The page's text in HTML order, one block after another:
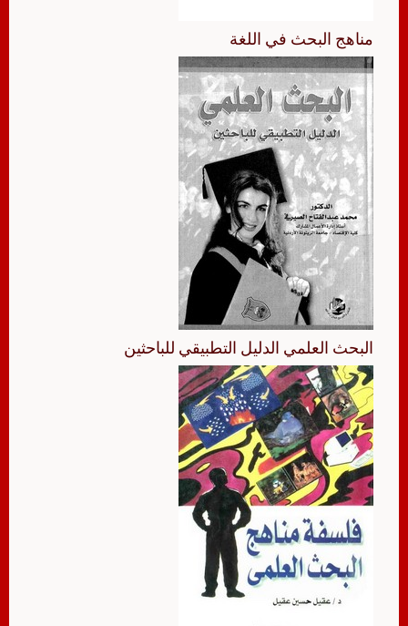
مناهج البحث في اللغة
البحث العلمي الدليل التطبيقي للباحثين